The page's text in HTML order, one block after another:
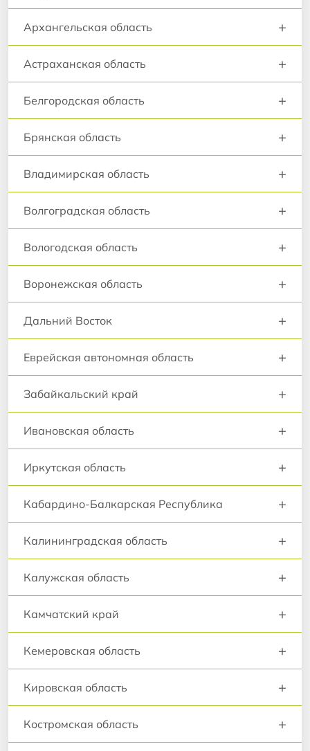
Архангельская область +
Астраханская область +
Белгородская область +
Брянская область +
Владимирская область +
Волгоградская область +
Вологодская область +
Воронежская область +
Дальний Восток +
Еврейская автономная область +
Забайкальский край +
Ивановская область +
Иркутская область +
Кабардино-Балкарская Республика +
Калининградская область +
Калужская область +
Камчатский край +
Кемеровская область +
Кировская область +
Костромская область +